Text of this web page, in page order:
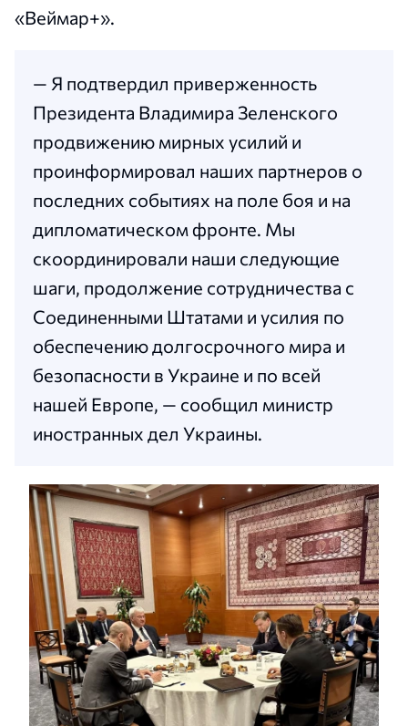
«Веймар+».
— Я подтвердил приверженность
Президента Владимира Зеленского
продвижению мирных усилий и
проинформировал наших партнеров о
последних событиях на поле боя и на
дипломатическом фронте. Мы
скоординировали наши следующие
шаги, продолжение сотрудничества с
Соединенными Штатами и усилия по
обеспечению долгосрочного мира и
безопасности в Украине и по всей
нашей Европе, — сообщил министр
иностранных дел Украины.